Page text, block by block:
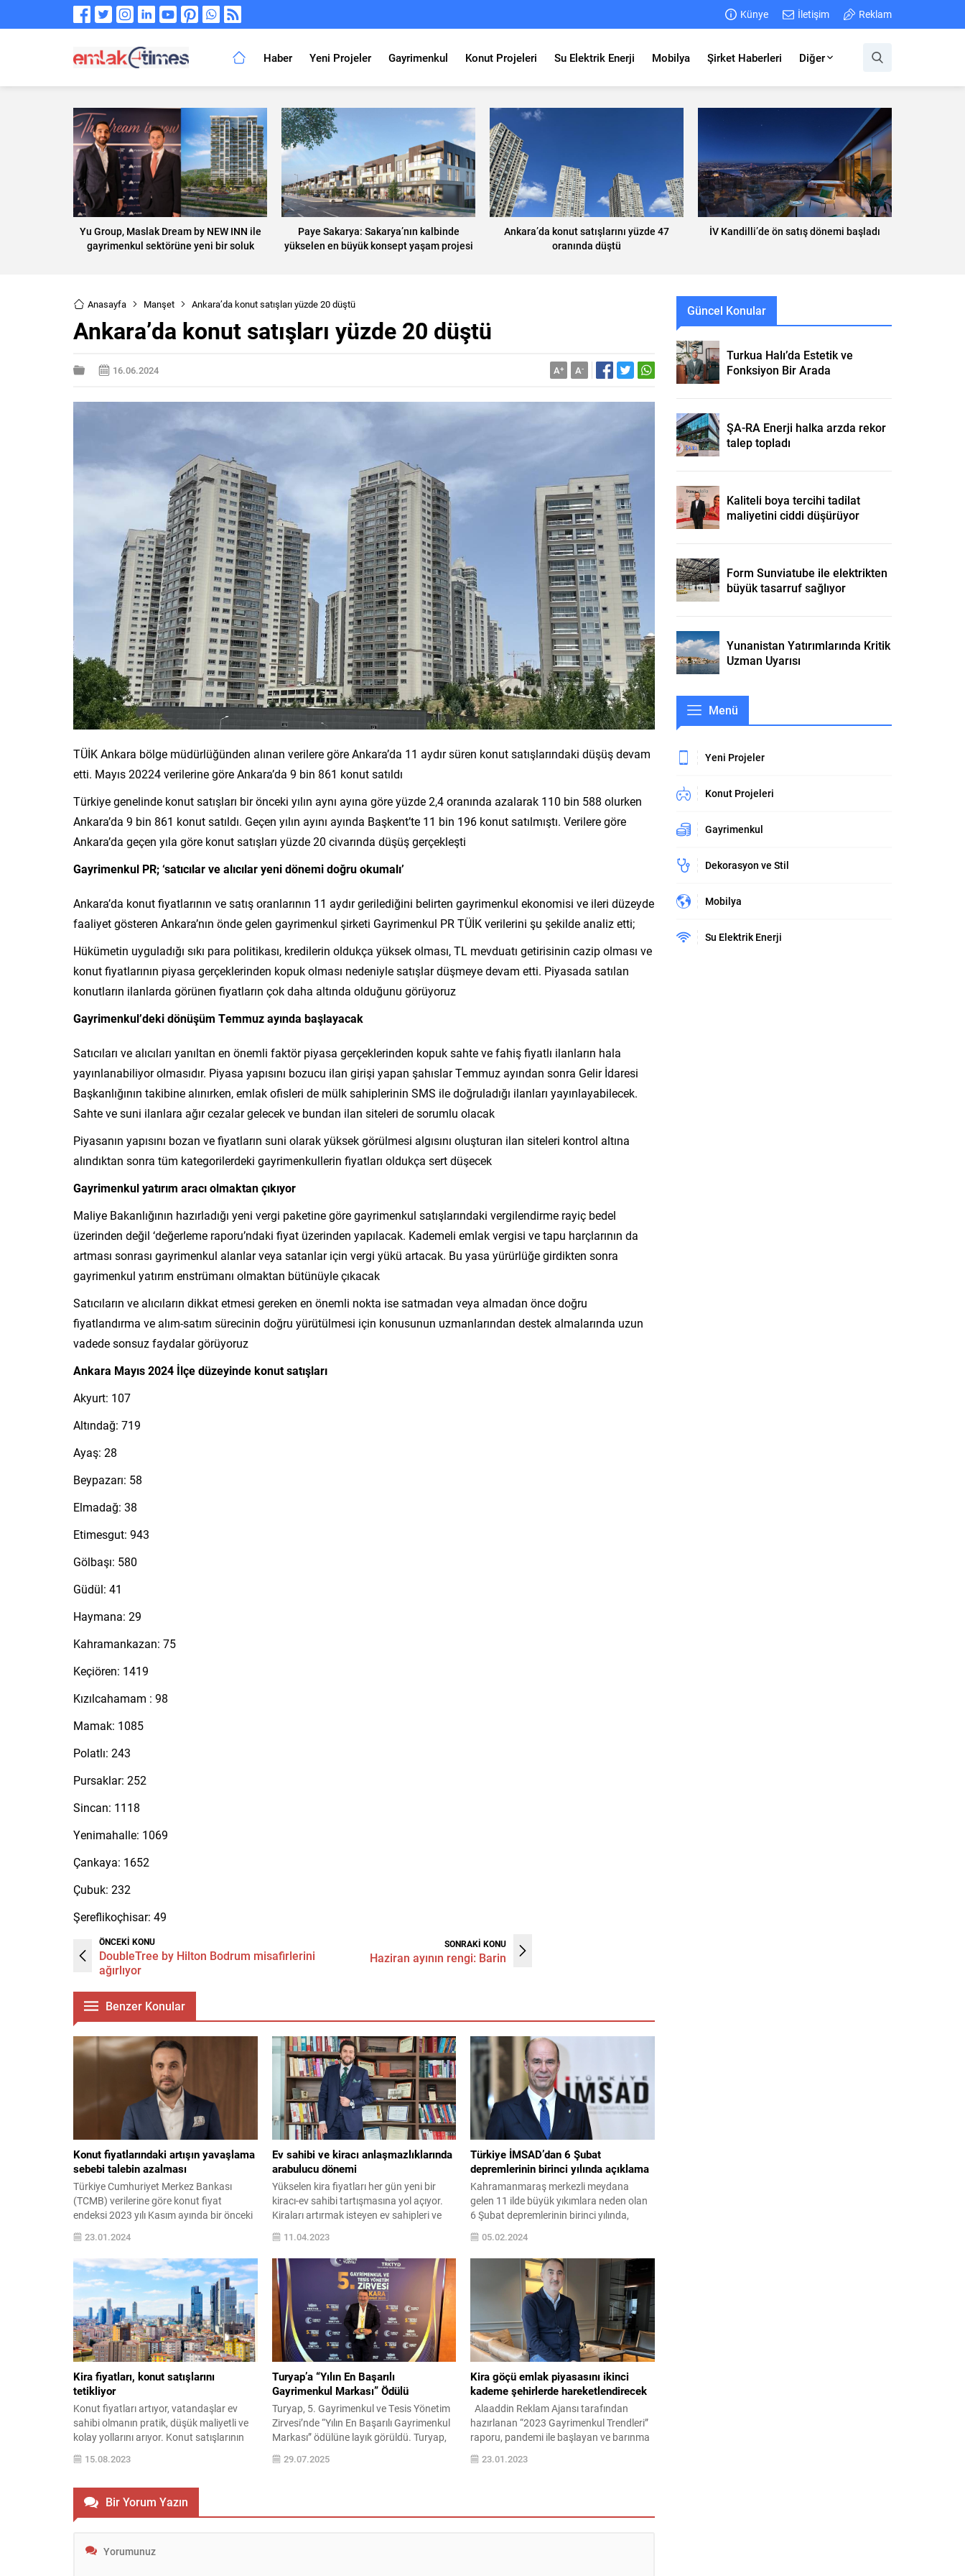
Künye İletişim Reklam
Haber Yeni Projeler Gayrimenkul Konut Projeleri Su Elektrik Enerji Mobilya Şirket Haberleri Diğer
Yu Group, Maslak Dream by NEW INN ile
gayrimenkul sektörüne yeni bir soluk
Paye Sakarya: Sakarya’nın kalbinde
yükselen en büyük konsept yaşam projesi
Ankara’da konut satışlarını yüzde 47
oranında düştü
İV Kandilli’de ön satış dönemi başladı
Anasayfa Manşet Ankara’da konut satışları yüzde 20 düştü
Ankara’da konut satışları yüzde 20 düştü
16.06.2024 A+ A-
TÜİK Ankara bölge müdürlüğünden alınan verilere göre Ankara’da 11 aydır süren konut satışlarındaki düşüş devam
etti. Mayıs 20224 verilerine göre Ankara’da 9 bin 861 konut satıldı
Türkiye genelinde konut satışları bir önceki yılın aynı ayına göre yüzde 2,4 oranında azalarak 110 bin 588 olurken
Ankara’da 9 bin 861 konut satıldı. Geçen yılın ayını ayında Başkent’te 11 bin 196 konut satılmıştı. Verilere göre
Ankara’da geçen yıla göre konut satışları yüzde 20 civarında düşüş gerçekleşti
Gayrimenkul PR; ‘satıcılar ve alıcılar yeni dönemi doğru okumalı’
Ankara’da konut fiyatlarının ve satış oranlarının 11 aydır gerilediğini belirten gayrimenkul ekonomisi ve ileri düzeyde
faaliyet gösteren Ankara’nın önde gelen gayrimenkul şirketi Gayrimenkul PR TÜİK verilerini şu şekilde analiz etti;
Hükümetin uyguladığı sıkı para politikası, kredilerin oldukça yüksek olması, TL mevduatı getirisinin cazip olması ve
konut fiyatlarının piyasa gerçeklerinden kopuk olması nedeniyle satışlar düşmeye devam etti. Piyasada satılan
konutların ilanlarda görünen fiyatların çok daha altında olduğunu görüyoruz
Gayrimenkul’deki dönüşüm Temmuz ayında başlayacak
Satıcıları ve alıcıları yanıltan en önemli faktör piyasa gerçeklerinden kopuk sahte ve fahiş fiyatlı ilanların hala
yayınlanabiliyor olmasıdır. Piyasa yapısını bozucu ilan girişi yapan şahıslar Temmuz ayından sonra Gelir İdaresi
Başkanlığının takibine alınırken, emlak ofisleri de mülk sahiplerinin SMS ile doğruladığı ilanları yayınlayabilecek.
Sahte ve suni ilanlara ağır cezalar gelecek ve bundan ilan siteleri de sorumlu olacak
Piyasanın yapısını bozan ve fiyatların suni olarak yüksek görülmesi algısını oluşturan ilan siteleri kontrol altına
alındıktan sonra tüm kategorilerdeki gayrimenkullerin fiyatları oldukça sert düşecek
Gayrimenkul yatırım aracı olmaktan çıkıyor
Maliye Bakanlığının hazırladığı yeni vergi paketine göre gayrimenkul satışlarındaki vergilendirme rayiç bedel
üzerinden değil ‘değerleme raporu’ndaki fiyat üzerinden yapılacak. Kademeli emlak vergisi ve tapu harçlarının da
artması sonrası gayrimenkul alanlar veya satanlar için vergi yükü artacak. Bu yasa yürürlüğe girdikten sonra
gayrimenkul yatırım enstrümanı olmaktan bütünüyle çıkacak
Satıcıların ve alıcıların dikkat etmesi gereken en önemli nokta ise satmadan veya almadan önce doğru
fiyatlandırma ve alım-satım sürecinin doğru yürütülmesi için konusunun uzmanlarından destek almalarında uzun
vadede sonsuz faydalar görüyoruz
Ankara Mayıs 2024 İlçe düzeyinde konut satışları
Akyurt: 107
Altındağ: 719
Ayaş: 28
Beypazarı: 58
Elmadağ: 38
Etimesgut: 943
Gölbaşı: 580
Güdül: 41
Haymana: 29
Kahramankazan: 75
Keçiören: 1419
Kızılcahamam : 98
Mamak: 1085
Polatlı: 243
Pursaklar: 252
Sincan: 1118
Yenimahalle: 1069
Çankaya: 1652
Çubuk: 232
Şereflikoçhisar: 49
ÖNCEKİ KONU
DoubleTree by Hilton Bodrum misafirlerini
ağırlıyor
SONRAKİ KONU
Haziran ayının rengi: Barin
Benzer Konular
Konut fiyatlarındaki artışın yavaşlama
sebebi talebin azalması
Türkiye Cumhuriyet Merkez Bankası
(TCMB) verilerine göre konut fiyat
endeksi 2023 yılı Kasım ayında bir önceki
aya göre yüzde 1,9 oranında arttı. Veri,
konut fiyatlarında üç yılın en yavaş artışı
yaşandığını gösterdi. Verileri
değerlendiren Fenercioğlu Yönetim
Kurulu Başkanı Aycan Fenercioğlu, konut
fiyatlarındaki artışın yavaşlama sebebinin
tamamen talebin azalması ile ilgili...
23.01.2024
Ev sahibi ve kiracı anlaşmazlıklarında
arabulucu dönemi
Yükselen kira fiyatları her gün yeni bir
kiracı-ev sahibi tartışmasına yol açıyor.
Kiraları artırmak isteyen ev sahipleri ve
buna karşı çıkan kiracılar arasında
yaşanan gerginlikler artık davadan önce
arabulucu yoluyla çözüme
kavuşturulmaya çalışılacak.
Uyuşmazlıklar için dava açmadan önce
arabuluculuğa başvurmak 1 Eylül 2023
tarihinden itibaren zorunlu hale gelecek.
Bu gelişmeleri...
11.04.2023
Türkiye İMSAD’dan 6 Şubat
depremlerinin birinci yılında açıklama
Kahramanmaraş merkezli meydana
gelen 11 ilde büyük yıkımlara neden olan
6 Şubat depremlerinin birinci yılında,
Türkiye İMSAD’dan açıklama geldi.
Deprem felaketinin ardından 1.5
milyondan fazla insanın evsiz kaldığını
hatırlatan Türkiye İMSAD Yönetim Kurulu
Başkanı Tayfun Küçükoğlu, “Depreme
dayanıklı, güvenli şehirler için toplu bir
seferberliğe ihtiyaç var. Önceliğimiz,
günübirlik çözümler yerine...
05.02.2024
Kira fiyatları, konut satışlarını
tetikliyor
Konut fiyatları artıyor, vatandaşlar ev
sahibi olmanın pratik, düşük maliyetli ve
kolay yollarını arıyor. Konut satışlarının
son 1 yılda düştüğünü söyleyen Kamuran
Akbay Şirketler Grubu Yönetim Kurulu
neden olan parametreleri açıklarken,
sektörün dinamiklerini değerlendiriyor.
Türkiye İstatistik Kurumu (TÜİK) verilerine
15.08.2023
Turyap’a “Yılın En Başarılı
Gayrimenkul Markası” Ödülü
Turyap, 5. Gayrimenkul ve Tesis Yönetim
Zirvesi’nde “Yılın En Başarılı Gayrimenkul
Markası” ödülüne layık görüldü. Turyap,
Türkiye Kentsel Tesis Yönetim Derneği
(TRKTYD) tarafından bu yıl beşincisi
29.07.2025
Kira göçü emlak piyasasını ikinci
kademe şehirlerde hareketlendirecek
Alaaddin Reklam Ajansı tarafından
hazırlanan “2023 Gayrimenkul Trendleri”
raporu, pandemi ile başlayan ve barınma
maliyetlerinin artması ile devam eden
zorunlu kira göçünün, ikinci kademe
23.01.2023
Bir Yorum Yazın
Güncel Konular
Turkua Halı’da Estetik ve
Fonksiyon Bir Arada
ŞA-RA Enerji halka arzda rekor
talep topladı
Kaliteli boya tercihi tadilat
maliyetini ciddi düşürüyor
Form Sunviatube ile elektrikten
büyük tasarruf sağlıyor
Yunanistan Yatırımlarında Kritik
Uzman Uyarısı
Menü
Yeni Projeler
Konut Projeleri
Gayrimenkul
Dekorasyon ve Stil
Mobilya
Su Elektrik Enerji